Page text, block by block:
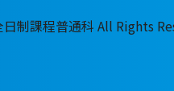
制課程普通科 All Rights